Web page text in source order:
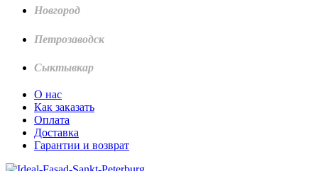
Новгород
Петрозаводск
Сыктывкар
О нас
Как заказать
Оплата
Доставка
Гарантии и возврат